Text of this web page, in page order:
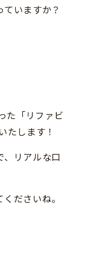
いますか？
た「リファビ
たします！
、リアルな口
ださいね。